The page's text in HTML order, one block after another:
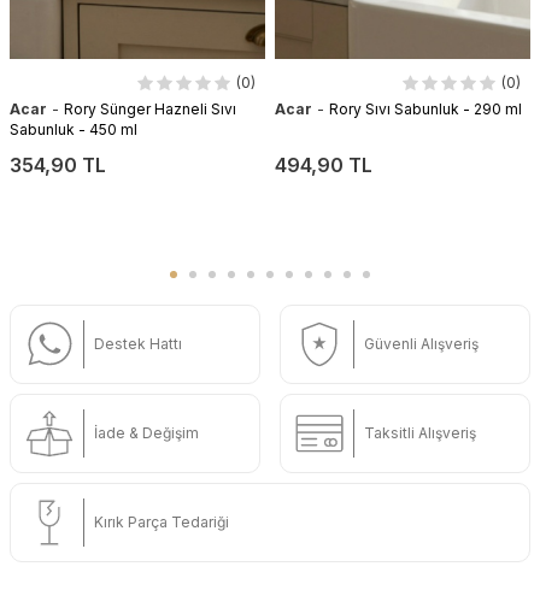
(0)
Acar - Rory Sünger Hazneli Sıvı
Sabunluk - 450 ml
354,90 TL
(0)
Acar - Rory Sıvı Sabunluk - 290 ml
494,90 TL
Destek Hattı Güvenli Alışveriş
İade & Değişim Taksitli Alışveriş
Kırık Parça Tedariği